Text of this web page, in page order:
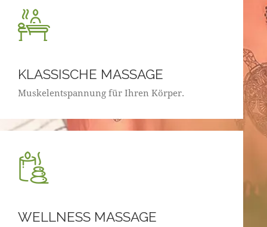
KLASSISCHE MASSAGE
Muskelentspannung für Ihren Körper.
WELLNESS MASSAGE